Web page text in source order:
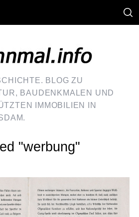
BLOG ZU
BAUDENKMALEN UND
IMMOBILIEN IN
"werbung"